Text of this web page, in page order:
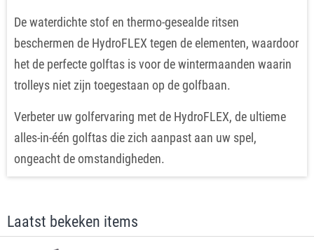
De waterdichte stof en thermo-gesealde ritsen
beschermen de HydroFLEX tegen de elementen, waardoor
het de perfecte golftas is voor de wintermaanden waarin
trolleys niet zijn toegestaan ​​op de golfbaan.
Verbeter uw golfervaring met de HydroFLEX, de ultieme
alles-in-één golftas die zich aanpast aan uw spel,
ongeacht de omstandigheden.
Laatst bekeken items